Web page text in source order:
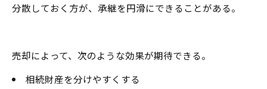
分散しておく方が、承継を円滑にできることがある。
売却によって、次のような効果が期待できる。
相続財産を分けやすくする